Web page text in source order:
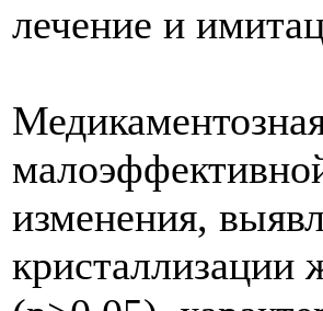
лечение и
изменения,
кристаллизации